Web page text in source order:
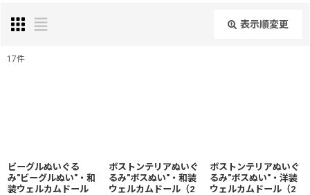
表示順変更
絞り込む
17件
ビーグルぬいぐる
み"ビーグルぬい"・和
装ウェルカムドール
ボストンテリアぬいぐ
るみ"ボスぬい"・和装
ウェルカムドール（2
ボストンテリアぬいぐ
るみ"ボスぬい"・洋装
ウェルカムドール（2